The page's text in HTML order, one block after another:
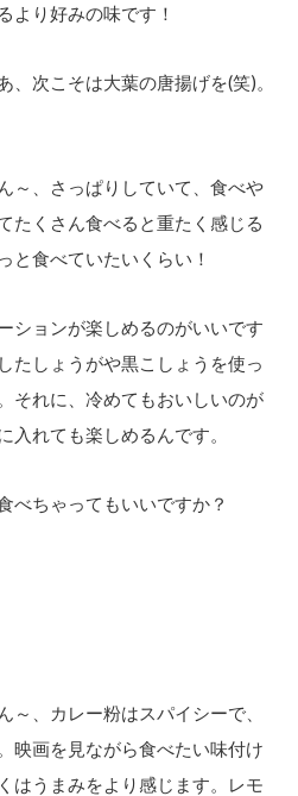
より好みの味です！
、次こそは大葉の唐揚げを(笑)。
～、さっぱりしていて、食べや
たくさん食べると重たく感じる
と食べていたいくらい！
ションが楽しめるのがいいです
たしょうがや黒こしょうを使っ
それに、冷めてもおいしいのが
入れても楽しめるんです。
べちゃってもいいですか？
～、カレー粉はスパイシーで、
映画を見ながら食べたい味付け
はうまみをより感じます。レモ